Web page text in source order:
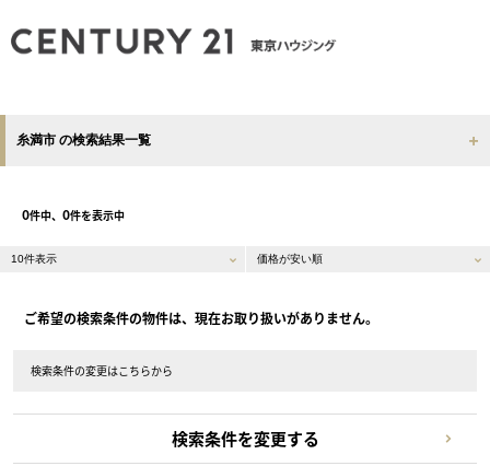
糸満市 の検索結果一覧
0件中、 0件を表示中
ご希望の検索条件の物件は、現在お取り扱いがありません。
検索条件の変更はこちらから
検索条件を変更する